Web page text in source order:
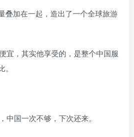
叠加在一起，造出了一个全球旅游
宜，其实他享受的，是整个中国服
中国一次不够，下次还来。